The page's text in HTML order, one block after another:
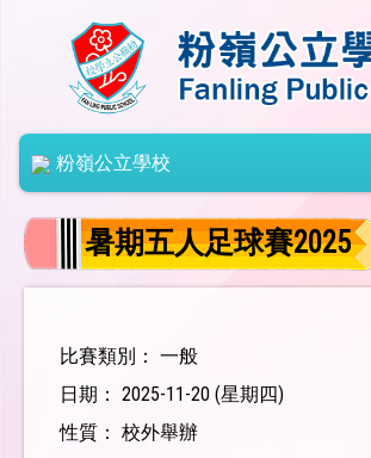
粉嶺公立學校
暑期五人足球賽2025
比賽類別： 一般
日期： 2025-11-20 (星期四)
性質： 校外舉辦